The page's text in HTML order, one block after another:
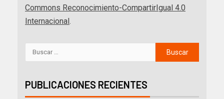
Commons Reconocimiento-CompartirIgual 4.0
Internacional
PUBLICACIONES RECIENTES